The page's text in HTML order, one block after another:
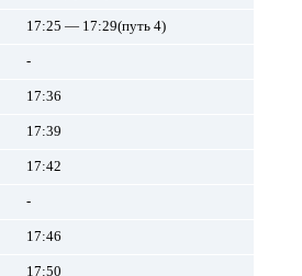
17:25 — 17:29(путь 4)
-
17:36
17:39
17:42
-
17:46
17:50